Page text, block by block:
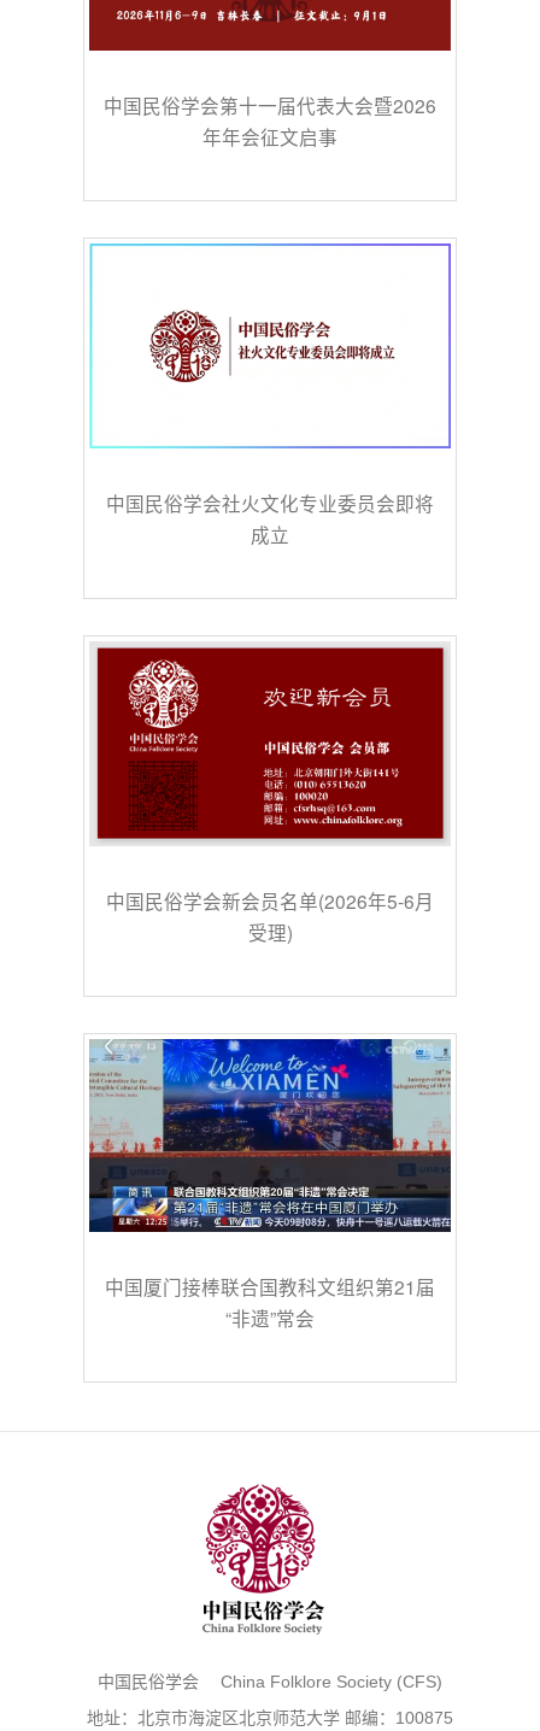
中国民俗学会第十一届代表大会暨2026
年年会征文启事
中国民俗学会社火文化专业委员会即将
成立
中国民俗学会新会员名单(2026年5-6月
受理)
中国厦门接棒联合国教科文组织第21届
“非遗”常会
中国民俗学会 China Folklore Society (CFS)
地址：北京市海淀区北京师范大学 邮编：100875